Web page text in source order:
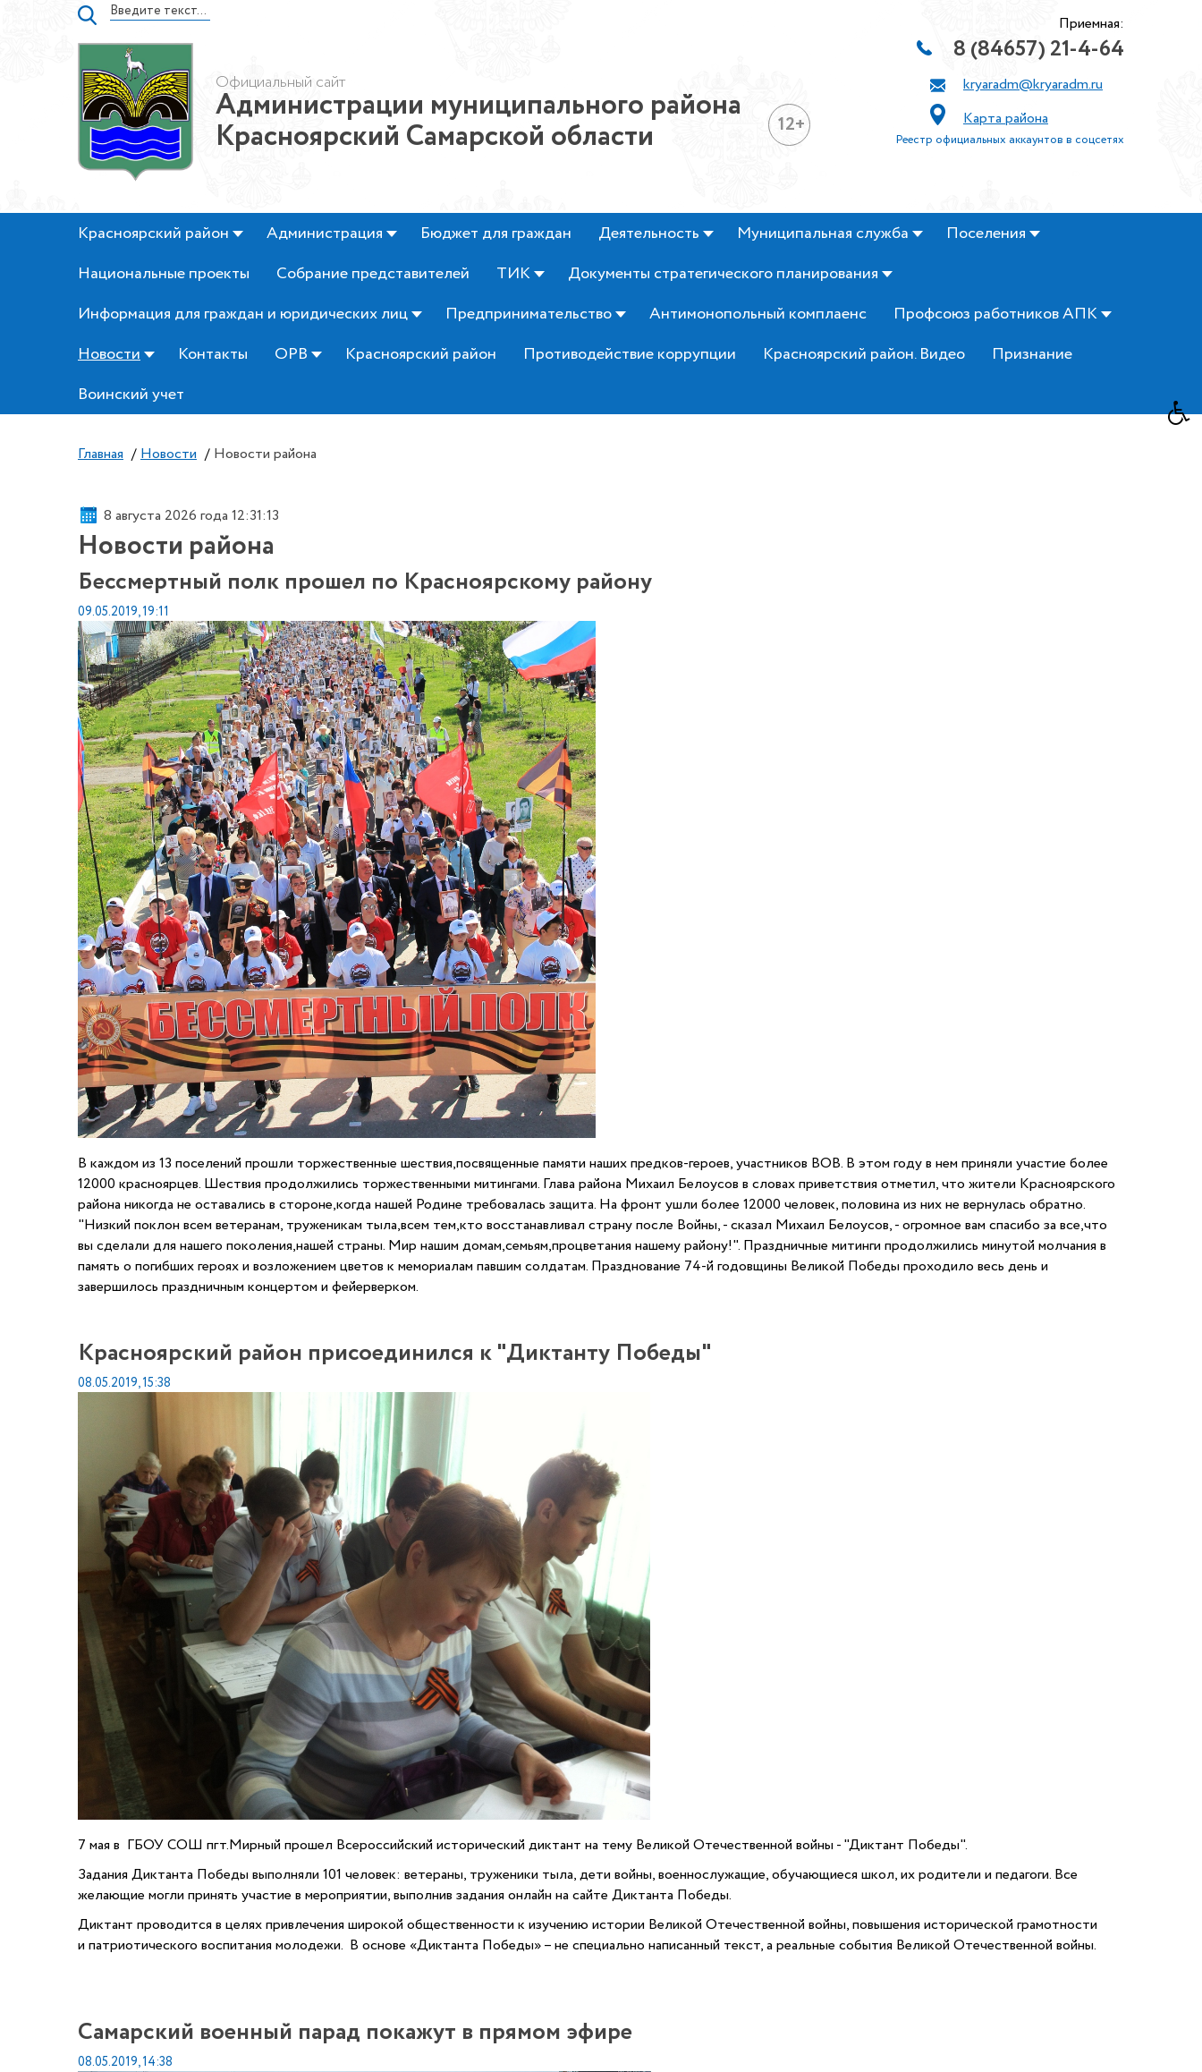
Официальный сайт
Администрации муниципального района
Красноярский Самарской области 12+
Приемная:
8 (84657) 21-4-64
kryaradm@kryaradm.ru
Карта района
Реестр официальных аккаунтов в соцсетях
Красноярский район Администрация Бюджет для граждан Деятельность Муниципальная служба
Поселения
Национальные проекты
Собрание представителей ТИК
Документы стратегического планирования
Информация для граждан и юридических лиц
Предпринимательство Антимонопольный комплаенс
Профсоюз работников АПК
Новости
Контакты ОРВ Красноярский район Противодействие коррупции Красноярский район. Видео
Признание
Воинский учет
Главная / Новости / Новости района
8 августа 2026 года 12:31:15
Новости района
Бессмертный полк прошел по Красноярскому району
09.05.2019, 19:11
В каждом из 13 поселений прошли торжественные шествия,посвященные памяти наших предков-героев, участников ВОВ. В этом году в нем приняли участие более
12000 красноярцев. Шествия продолжились торжественными митингами. Глава района Михаил Белоусов в словах приветствия отметил, что жители Красноярского
района никогда не оставались в стороне,когда нашей Родине требовалась защита. На фронт ушли более 12000 человек, половина из них не вернулась обратно.
"Низкий поклон всем ветеранам, труженикам тыла,всем тем,кто восстанавливал страну после Войны, - сказал Михаил Белоусов, - огромное вам спасибо за все,что
вы сделали для нашего поколения,нашей страны. Мир нашим домам,семьям,процветания нашему району!". Праздничные митинги продолжились минутой молчания в
память о погибших героях и возложением цветов к мемориалам павшим солдатам. Празднование 74-й годовщины Великой Победы проходило весь день и
завершилось праздничным концертом и фейерверком.
Красноярский район присоединился к "Диктанту Победы"
08.05.2019, 15:38
7 мая в ГБОУ СОШ пгт.Мирный прошел Всероссийский исторический диктант на тему Великой Отечественной войны - "Диктант Победы".
Задания Диктанта Победы выполняли 101 человек: ветераны, труженики тыла, дети войны, военнослужащие, обучающиеся школ, их родители и педагоги. Все
желающие могли принять участие в мероприятии, выполнив задания онлайн на сайте Диктанта Победы.
Диктант проводится в целях привлечения широкой общественности к изучению истории Великой Отечественной войны, повышения исторической грамотности
и патриотического воспитания молодежи. В основе «Диктанта Победы» – не специально написанный текст, а реальные события Великой Отечественной войны.
Самарский военный парад покажут в прямом эфире
08.05.2019, 14:38